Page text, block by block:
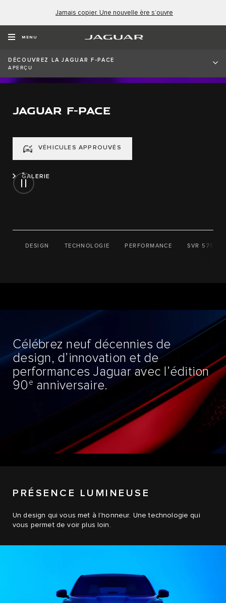
Jamais copier. Une nouvelle ère s’ouvre
MENU
DÉCOUVREZ LA JAGUAR F-PACE
APERÇU
JAGUAR F-PACE
VÉHICULES APPROUVÉS
GALERIE
DESIGN TECHNOLOGIE PERFORMANCE SVR 575
Célébrez neuf décennies de
design, d’innovation et de
performances Jaguar avec l’édition
90 e anniversaire.
PRÉSENCE LUMINEUSE
Un design qui vous met à l’honneur. Une technologie qui
vous permet de voir plus loin.